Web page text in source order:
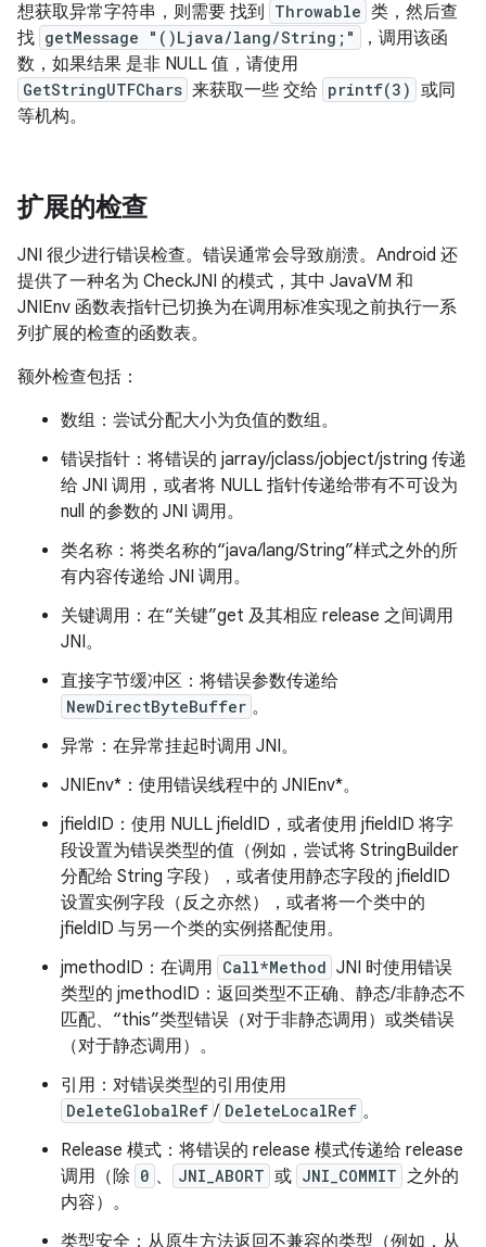
想获取异常字符串，则需要 找到 Throwable 类，然后查
找 getMessage "()Ljava/lang/String;"
，调用该函
数，如果结果 是非 NULL 值，请使用
GetStringUTFChars 来获取一些 交给 printf(3) 或同
等机构。
扩展的检查
JNI 很少进行错误检查。错误通常会导致崩溃。Android 还
提供了一种名为 CheckJNI 的模式，其中 JavaVM 和
JNIEnv 函数表指针已切换为在调用标准实现之前执行一系
列扩展的检查的函数表。
额外检查包括：
数组：尝试分配大小为负值的数组。
错误指针：将错误的 jarray/jclass/jobject/jstring 传递
给 JNI 调用，或者将 NULL 指针传递给带有不可设为
null 的参数的 JNI 调用。
类名称：将类名称的“java/lang/String”样式之外的所
有内容传递给 JNI 调用。
关键调用：在“关键”get 及其相应 release 之间调用
JNI。
直接字节缓冲区：将错误参数传递给
NewDirectByteBuffer 。
异常：在异常挂起时调用 JNI。
JNIEnv*：使用错误线程中的 JNIEnv*。
jfieldID：使用 NULL jfieldID，或者使用 jfieldID 将字
段设置为错误类型的值（例如，尝试将 StringBuilder
分配给 String 字段），或者使用静态字段的 jfieldID
设置实例字段（反之亦然），或者将一个类中的
jfieldID 与另一个类的实例搭配使用。
jmethodID：在调用 Call*Method JNI 时使用错误
类型的 jmethodID：返回类型不正确、静态/非静态不
匹配、“this”类型错误（对于非静态调用）或类错误
（对于静态调用）。
引用：对错误类型的引用使用
DeleteGlobalRef / DeleteLocalRef 。
Release 模式：将错误的 release 模式传递给 release
调用（除 0 、 JNI_ABORT 或 JNI_COMMIT 之外的
内容）。
类型安全：从原生方法返回不兼容的类型（例如，从